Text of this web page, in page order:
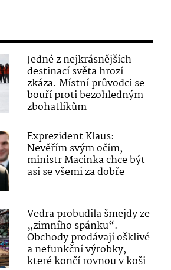
Jedné z nejkrásnějších
destinací světa hrozí
zkáza. Místní průvodci se
bouří proti bezohledným
zbohatlíkům
Exprezident Klaus:
Nevěřím svým očím,
ministr Macinka chce být
asi se všemi za dobře
Vedra probudila šmejdy ze
„zimního spánku“.
Obchody prodávají ošklivé
a nefunkční výrobky,
které končí rovnou v koši